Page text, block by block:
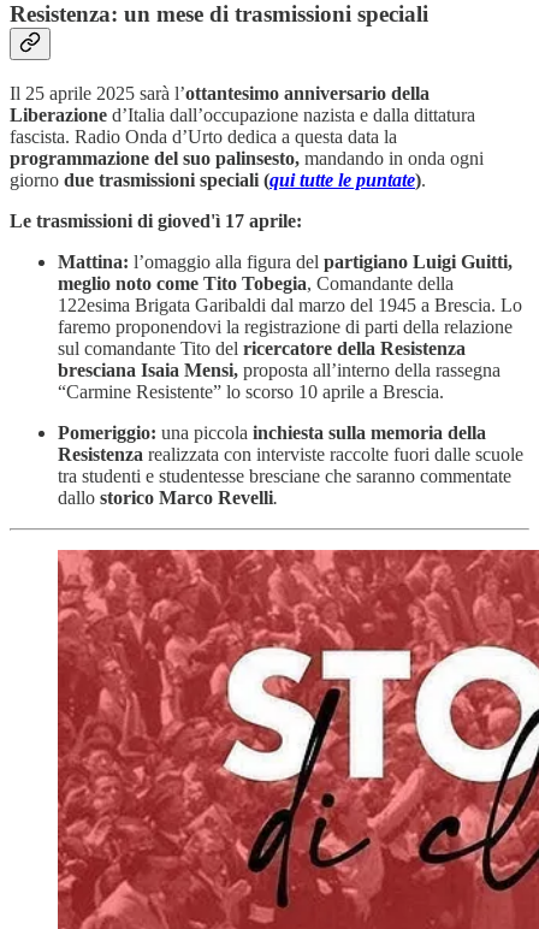
Resistenza: un mese di trasmissioni speciali
Il 25 aprile 2025 sarà l’ottantesimo anniversario della
Liberazione d’Italia dall’occupazione nazista e dalla dittatura
fascista. Radio Onda d’Urto dedica a questa data la
programmazione del suo palinsesto, mandando in onda ogni
giorno due trasmissioni speciali (qui tutte le puntate).
Le trasmissioni di gioved'ì 17 aprile:
Mattina: l’omaggio alla figura del partigiano Luigi Guitti,
meglio noto come Tito Tobegia, Comandante della
122esima Brigata Garibaldi dal marzo del 1945 a Brescia. Lo
faremo proponendovi la registrazione di parti della relazione
sul comandante Tito del ricercatore della Resistenza
bresciana Isaia Mensi, proposta all’interno della rassegna
“Carmine Resistente” lo scorso 10 aprile a Brescia.
Pomeriggio: una piccola inchiesta sulla memoria della
Resistenza realizzata con interviste raccolte fuori dalle scuole
tra studenti e studentesse bresciane che saranno commentate
dallo storico Marco Revelli.